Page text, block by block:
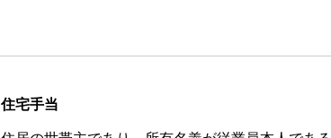
住宅手当